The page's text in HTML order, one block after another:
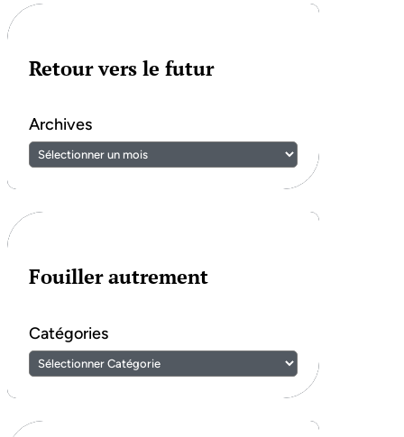
Retour vers le futur
Archives
Fouiller autrement
Catégories